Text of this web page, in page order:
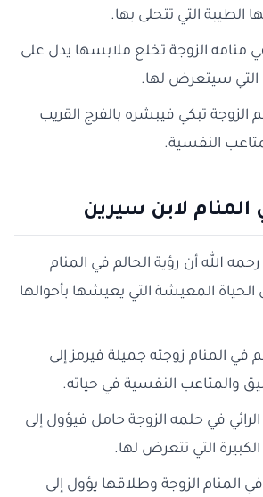
الطيبة التي تتحلى بها.
منامه الزوجة تخلع ملابسها يدل على
التي سيتعرض لها.
الزوجة تبكي فيبشره بالفرج القريب
النفسية.
المنام لابن سيرين
الله أن رؤية الحالم في المنام
الحياة المعيشة التي يعيشها بأحوالها
في المنام زوجته جميلة فيرمز إلى
والمتاعب النفسية في حياته.
في حلمه الزوجة حامل فيؤول إلى
التي تتعرض لها.
المنام الزوجة وطلاقها يؤول إلى